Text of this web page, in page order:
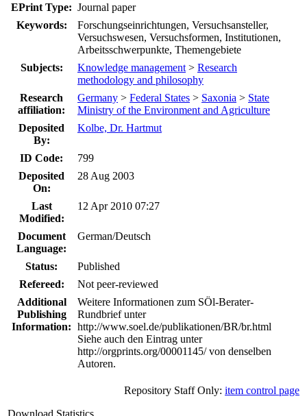
EPrint Type: Journal paper
Keywords:
Forschungseinrichtungen, Versuchsansteller,
Versuchswesen, Versuchsformen, Institutionen,
Arbeitsschwerpunkte, Themengebiete
Subjects:
Knowledge management > Research
methodology and philosophy
Research
affiliation:
Germany > Federal States > Saxonia > State
Ministry of the Environment and Agriculture
Deposited
By:
Kolbe, Dr. Hartmut
ID Code:
799
Deposited
On:
28 Aug 2003
Last
Modified:
12 Apr 2010 07:27
Document
Language:
German/Deutsch
Status:
Published
Refereed:
Not peer-reviewed
Additional
Publishing
Information:
Weitere Informationen zum SÖl-Berater-
Rundbrief unter
http://www.soel.de/publikationen/BR/br.html
Siehe auch den Eintrag unter
http://orgprints.org/00001145/ von denselben
Autoren.
Repository Staff Only: item control page
Download Statistics